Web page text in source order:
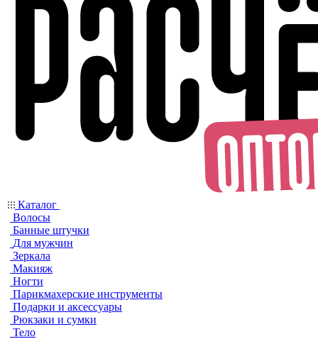
Каталог
Волосы
Банные штучки
Для мужчин
Зеркала
Макияж
Ногти
Парикмахерские инструменты
Подарки и аксессуары
Рюкзаки и сумки
Тело